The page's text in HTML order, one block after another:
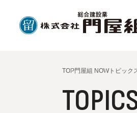
TOP門屋組 NOWトピック